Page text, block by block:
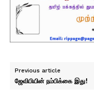
Previous article
ஜேவிபியின் நம்பிக்கை இது!